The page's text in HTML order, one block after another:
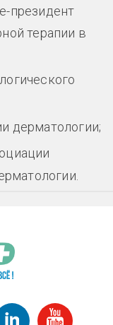
президент
терапии в
дерматологии;